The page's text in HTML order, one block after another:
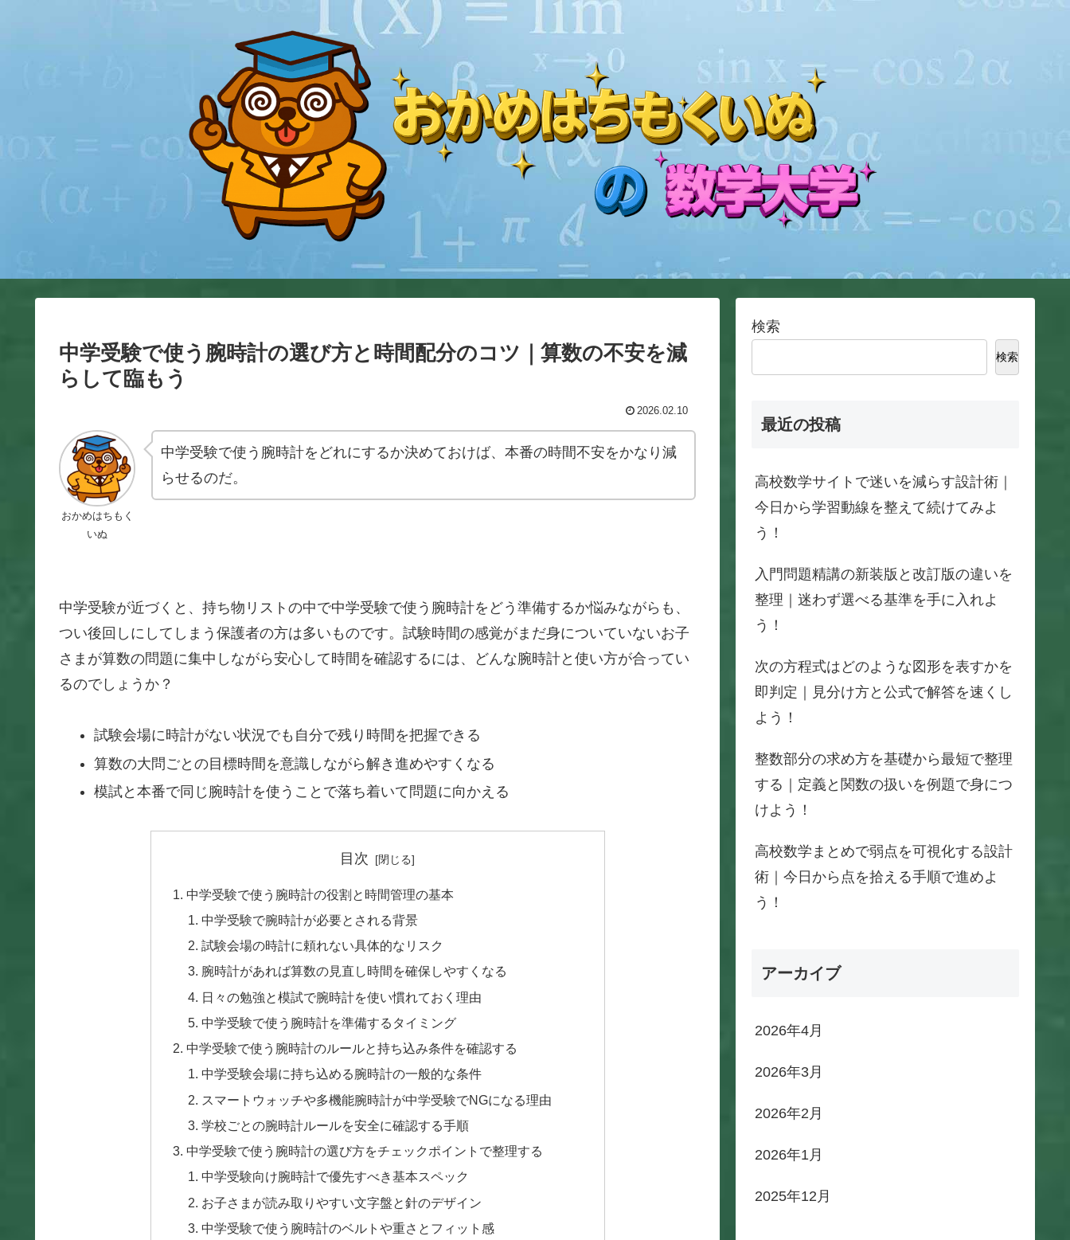
中学受験で使う腕時計の選び方と時間配分のコツ｜算数の不安を減
らして臨もう
2026.02.10
おかめはちもく
いぬ
中学受験で使う腕時計をどれにするか決めておけば、本番の時間不安をかなり減
らせるのだ。
中学受験が近づくと、持ち物リストの中で中学受験で使う腕時計をどう準備するか悩みながらも、
つい後回しにしてしまう保護者の方は多いものです。試験時間の感覚がまだ身についていないお子
さまが算数の問題に集中しながら安心して時間を確認するには、どんな腕時計と使い方が合ってい
るのでしょうか？
試験会場に時計がない状況でも自分で残り時間を把握できる
算数の大問ごとの目標時間を意識しながら解き進めやすくなる
模試と本番で同じ腕時計を使うことで落ち着いて問題に向かえる
目次
中学受験で使う腕時計の役割と時間管理の基本
中学受験で腕時計が必要とされる背景
試験会場の時計に頼れない具体的なリスク
腕時計があれば算数の見直し時間を確保しやすくなる
日々の勉強と模試で腕時計を使い慣れておく理由
中学受験で使う腕時計を準備するタイミング
中学受験で使う腕時計のルールと持ち込み条件を確認する
中学受験会場に持ち込める腕時計の一般的な条件
スマートウォッチや多機能腕時計が中学受験でNGになる理由
学校ごとの腕時計ルールを安全に確認する手順
中学受験で使う腕時計の選び方をチェックポイントで整理する
中学受験向け腕時計で優先すべき基本スペック
お子さまが読み取りやすい文字盤と針のデザイン
中学受験で使う腕時計のベルトや重さとフィット感
検索
検索
最近の投稿
高校数学サイトで迷いを減らす設計術｜
今日から学習動線を整えて続けてみよ
う！
入門問題精講の新装版と改訂版の違いを
整理｜迷わず選べる基準を手に入れよ
う！
次の方程式はどのような図形を表すかを
即判定｜見分け方と公式で解答を速くし
よう！
整数部分の求め方を基礎から最短で整理
する｜定義と関数の扱いを例題で身につ
けよう！
高校数学まとめで弱点を可視化する設計
術｜今日から点を拾える手順で進めよ
う！
アーカイブ
2026年4月
2026年3月
2026年2月
2026年1月
2025年12月